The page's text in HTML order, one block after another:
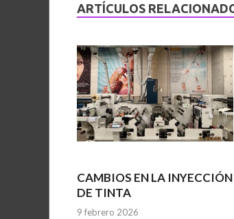
ARTÍCULOS
CAMBIOS EN LA INYECCIÓN
DE TINTA
9 febrero 2026